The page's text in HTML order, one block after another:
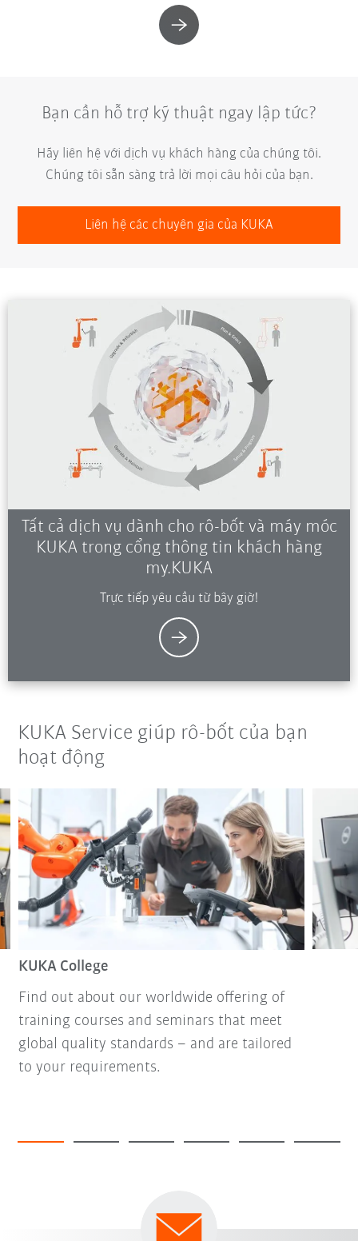
Bạn cần hỗ trợ kỹ thuật ngay lập tức?
Hãy liên hệ với dịch vụ khách hàng của chúng tôi.
Chúng tôi sẵn sàng trả lời mọi câu hỏi của bạn.
Liên hệ các chuyên gia của KUKA
Tất cả dịch vụ dành cho rô-bốt và máy móc
KUKA trong cổng thông tin khách hàng
my.KUKA
Trực tiếp yêu cầu từ bây giờ!
KUKA Service giúp rô-bốt của bạn
hoạt động
KUKA College
Find out about our worldwide offering of
training courses and seminars that meet
global quality standards – and are tailored
to your requirements.